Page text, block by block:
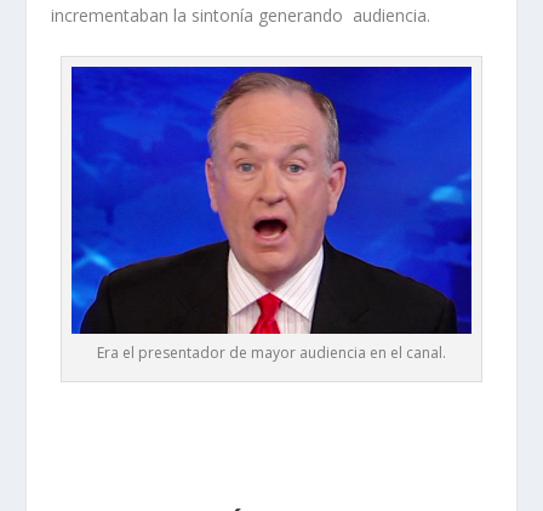
incrementaban la sintonía generando audiencia.
Era el presentador de mayor audiencia en el canal.